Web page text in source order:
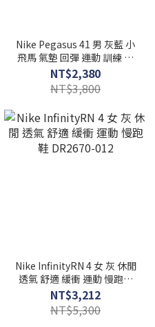
Nike Pegasus 41 男 灰藍 小
飛馬 氣墊 回彈 運動 訓練 慢
跑鞋 FD2722-103
NT$2,380
NT$3,800
Nike InfinityRN 4 女 灰 休閒
透氣 舒適 緩衝 運動 慢跑鞋
DR2670-012
NT$3,212
NT$5,300